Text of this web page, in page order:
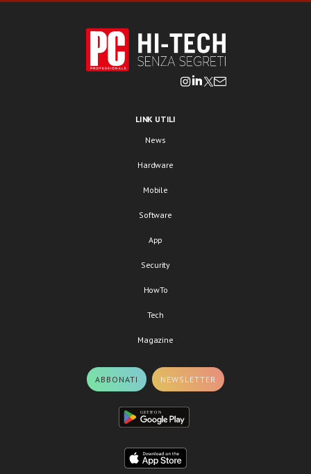
LINK UTILI
News
Hardware
Mobile
Software
App
Security
HowTo
Tech
Magazine
ABBONATI NEWSLETTER